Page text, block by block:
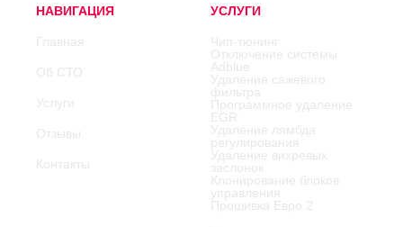
НАВИГАЦИЯ
Главная
Об СТО
Услуги
Отзывы
Контакты
УСЛУГИ
Чип-тюнинг
Отключение системы
Adblue
Удаление сажевого
фильтра
Программное удаление
EGR
Удаление лямбда
регулирования
Удаление вихревых
заслонок
Клонирование блоков
управления
Прошивка Евро 2